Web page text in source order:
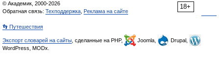
18+
© Академик, 2000-2026
Обратная связь: Техподдержка Реклама на сайте
👣 Путешествия
Экспорт словарей на сайты , сделанные на PHP, Joomla,
Drupal,
WordPress, MODx.